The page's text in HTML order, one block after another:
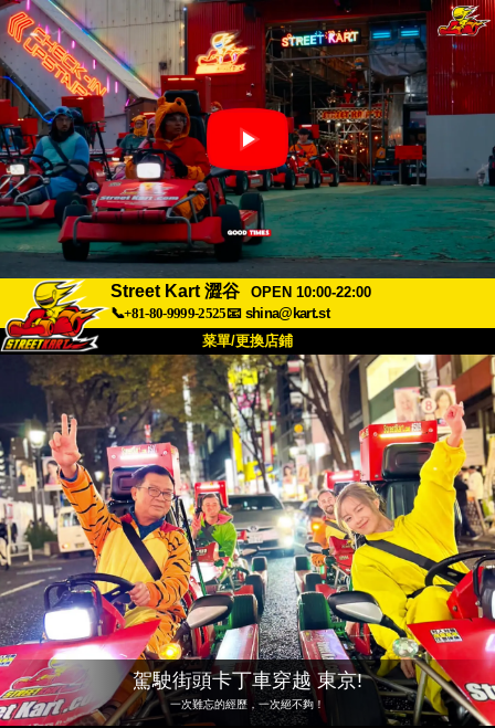
Street Kart 澀谷
OPEN 10:00-22:00
📞+81-80-9999-2525📧 shina@kart.st
菜單/更換店鋪
首頁
關於 規格 價格
交通方式 顧客聲音 常見問題
公司 預訂
更換店鋪
東京品川 #1 東京秋葉原#1
東京秋葉原#2 東京澀谷
東京澀谷附屬 東京灣
東京淺草 大阪
沖繩
駕駛街頭卡丁車穿越 東京!
一次難忘的經歷，一次絕不夠！